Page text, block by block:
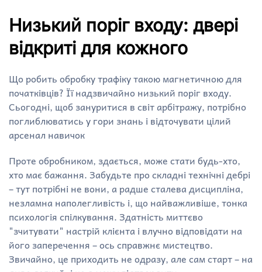
Низький поріг входу: двері
відкриті для кожного
Що робить обробку трафіку такою магнетичною для
початківців? Її надзвичайно низький поріг входу.
Сьогодні, щоб зануритися в світ арбітражу, потрібно
поглиблюватись у гори знань і відточувати цілий
арсенал навичок
Проте обробником, здається, може стати будь-хто,
хто має бажання. Забудьте про складні технічні дебрі
– тут потрібні не вони, а радше сталева дисципліна,
незламна наполегливість і, що найважливіше, тонка
психологія спілкування. Здатність миттєво
"зчитувати" настрій клієнта і влучно відповідати на
його заперечення – ось справжнє мистецтво.
Звичайно, це приходить не одразу, але сам старт – на